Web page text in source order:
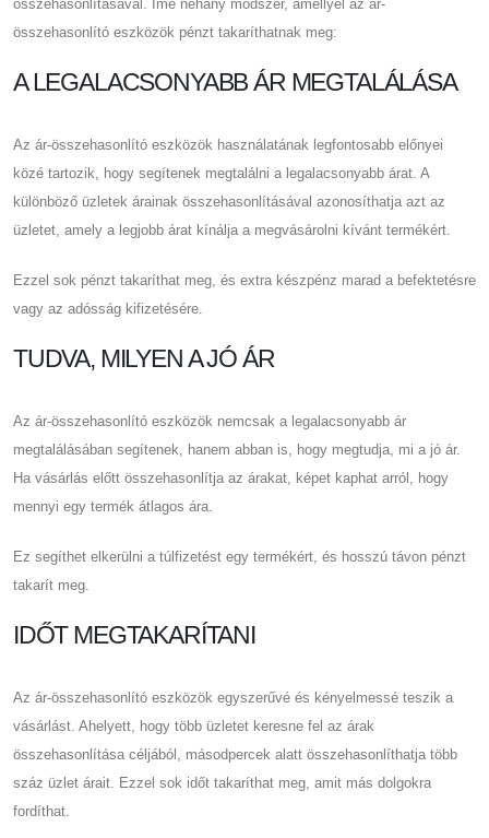
összehasonlításával. Íme néhány módszer, amellyel az ár-
összehasonlító eszközök pénzt takaríthatnak meg:
A LEGALACSONYABB ÁR MEGTALÁLÁSA
Az ár-összehasonlító eszközök használatának legfontosabb előnyei
közé tartozik, hogy segítenek megtalálni a legalacsonyabb árat. A
különböző üzletek árainak összehasonlításával azonosíthatja azt az
üzletet, amely a legjobb árat kínálja a megvásárolni kívánt termékért.
Ezzel sok pénzt takaríthat meg, és extra készpénz marad a befektetésre
vagy az adósság kifizetésére.
TUDVA, MILYEN A JÓ ÁR
Az ár-összehasonlító eszközök nemcsak a legalacsonyabb ár
megtalálásában segítenek, hanem abban is, hogy megtudja, mi a jó ár.
Ha vásárlás előtt összehasonlítja az árakat, képet kaphat arról, hogy
mennyi egy termék átlagos ára.
Ez segíthet elkerülni a túlfizetést egy termékért, és hosszú távon pénzt
takarít meg.
IDŐT MEGTAKARÍTANI
Az ár-összehasonlító eszközök egyszerűvé és kényelmessé teszik a
vásárlást. Ahelyett, hogy több üzletet keresne fel az árak
összehasonlítása céljából, másodpercek alatt összehasonlíthatja több
száz üzlet árait. Ezzel sok időt takaríthat meg, amit más dolgokra
fordíthat.